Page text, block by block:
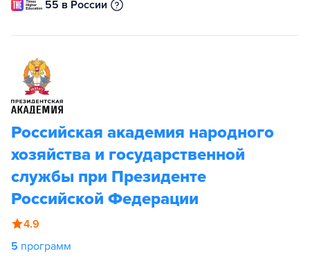
55 в России
Российская академия народного
хозяйства и государственной
службы при Президенте
Российской Федерации
4.9
5 программ